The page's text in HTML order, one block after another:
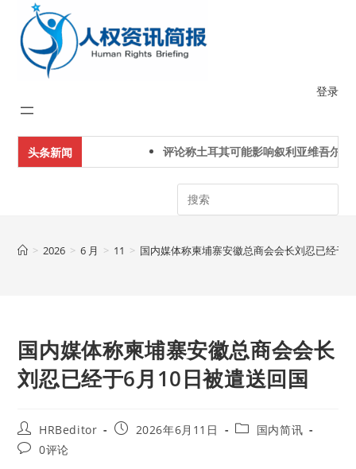
content
登录
头条新闻 评论称土耳其可能影响叙利亚维吾尔人
Search
> 2026 > 6 月 > 11 > 国内媒体称柬埔寨安徽总商会会长刘忍已经于
国内媒体称柬埔寨安徽总商会会长
刘忍已经于6月10日被遣送回国
Post
author:
HRBeditor
Post2026年6月11日
Post国内简讯
Post0评论